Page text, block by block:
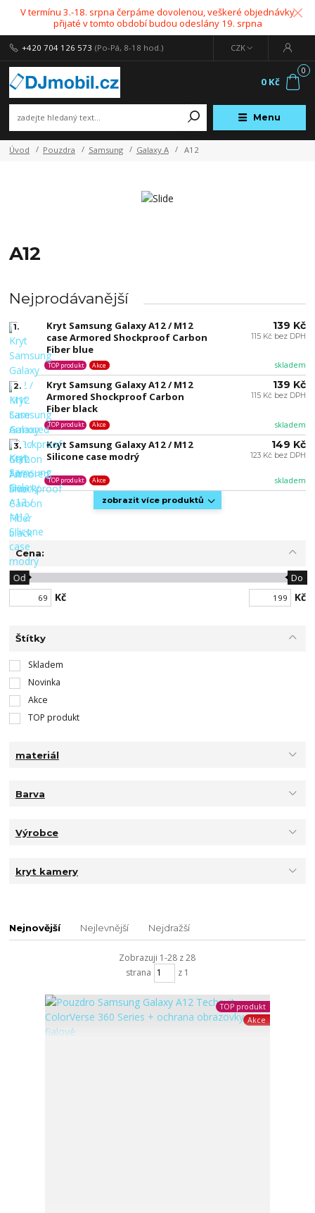
V termínu 3.-18. srpna čerpáme dovolenou, veškeré objednávky
přijaté v tomto období budou odeslány 19. srpna
Menu
CZK
+420 704 126 573 (Po-Pá, 8-18 hod.)
0
0 Kč
Úvod Pouzdra Samsung Galaxy A A12
A12
Nejprodávanější
1.
Kryt Samsung Galaxy A12 / M12
case Armored Shockproof Carbon
Fiber blue
skladem
TOP produkt Akce
139 Kč
115 Kč bez DPH
2.
Kryt Samsung Galaxy A12 / M12
Armored Shockproof Carbon
Fiber black
skladem
TOP produkt Akce
139 Kč
115 Kč bez DPH
3.
Kryt Samsung Galaxy A12 / M12
Silicone case modrý
skladem
TOP produkt Akce
149 Kč
123 Kč bez DPH
zobrazit více produktů
Cena:
Kč
Od Do
Kč
Štítky
Skladem
Novinka
Akce
TOP produkt
materiál
Barva
Výrobce
kryt kamery
Nejnovější Nejlevnější Nejdražší
Zobrazuji 1-28 z 28
strana
z 1
TOP produkt
Akce